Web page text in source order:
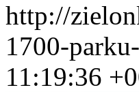
http://
1700-
11:19:36